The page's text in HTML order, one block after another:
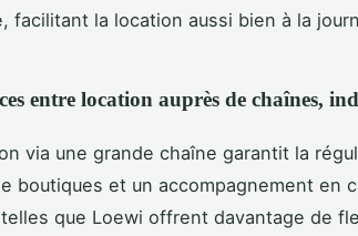
facilitant la location aussi bien à la
entre location auprès de chaînes,
via une grande chaîne garantit la
boutiques et un accompagnement en
que Loewi offrent davantage de